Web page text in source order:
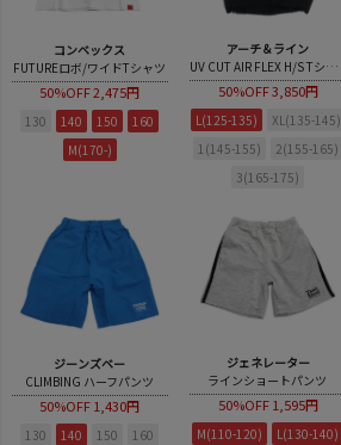
コンベックス
FUTUREロボ/ワイドTシャツ
50%OFF2,475円
130 140 150
160
M(170-)
アーチ＆ライン
UV CUT AIR FLEX H/S Tシャツ
50%OFF3,850円
L(125-135)
XL(135-145)
1(145-155)
2(155-165)
3(165-175)
ジーンズベー
CLIMBING ハーフパンツ
50%OFF1,430円
130 140 150 160
ジェネレーター
ラインショートパンツ
50%OFF 1,595円
M(110-120)
L(130-140)